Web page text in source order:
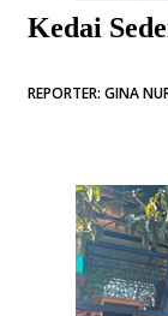
Kedai
REPORTER: GINA